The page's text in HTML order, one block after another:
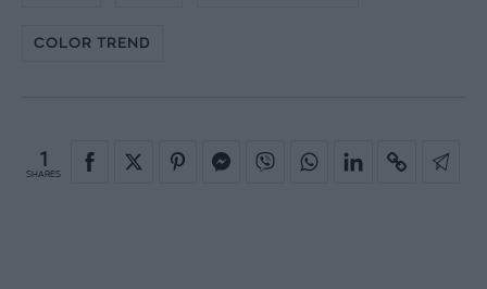
COLOR TREND
1
SHARES